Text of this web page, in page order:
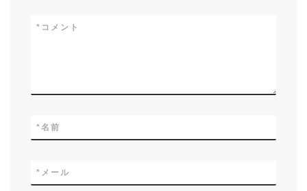
コメント
*
名前
*
メール
*